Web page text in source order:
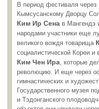
В период фестиваля
Кымсусанскому Дворцу
Ким Ир Сена в Мангендэ
народами участники еще
великого вождя товарища
социалистической Кореи и
Ким Чен Ира , которые
революцию. И еще через
гимнастических и
Государственного музея
и Тэдонганского